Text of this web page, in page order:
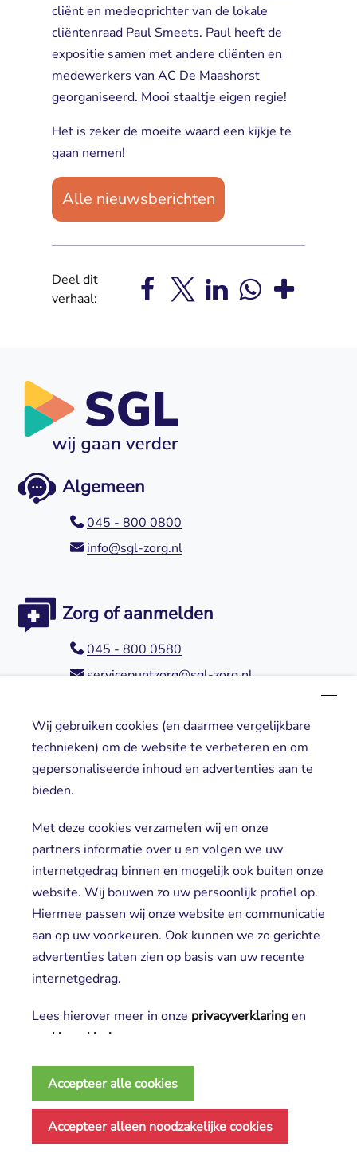
Wij gebruiken cookies (en daarmee vergelijkbare
technieken) om de website te verbeteren en om
gepersonaliseerde inhoud en advertenties aan te
bieden.
Met deze cookies verzamelen wij en onze
partners informatie over u en volgen we uw
internetgedrag binnen en mogelijk ook buiten onze
website. Wij bouwen zo uw persoonlijk profiel op.
Hiermee passen wij onze website en communicatie
aan op uw voorkeuren. Ook kunnen we zo gerichte
advertenties laten zien op basis van uw recente
internetgedrag.
Lees hierover meer in onze privacyverklaringen
cookieverklaring
Noodzakelijke cookies
van de website en kunnen conform de wet niet
Accepteer alle cookies
Accepteer alleen noodzakelijke cookies
cliënt en medeoprichter van de lokale
cliëntenraad Paul Smeets. Paul heeft de
expositie samen met andere cliënten en
medewerkers van AC De Maashorst
georganiseerd. Mooi staaltje eigen regie!
Het is zeker de moeite waard een kijkje te
gaan nemen!
Alle nieuwsberichten
Deel dit
verhaal:
Algemeen
045 - 800 0800
info@sgl-zorg.nl
Zorg of aanmelden
045 - 800 0580
servicepuntzorg@sgl-zorg.nl
Direct naar
Locaties
Vrijwilligers
Aanmelden nieuwsbrief
Privacy verklaring
Disclaimer
Cookie verklaring